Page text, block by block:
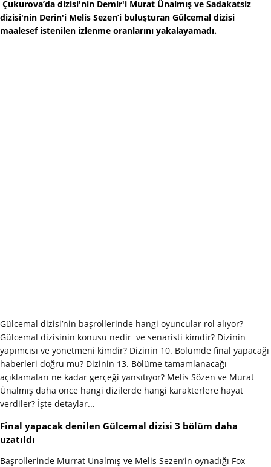
Çukurova’da dizisi'nin Demir'i Murat Ünalmış ve Sadakatsiz
dizisi'nin Derin'i Melis Sezen’i buluşturan Gülcemal dizisi
maalesef istenilen izlenme oranlarını yakalayamadı.
Gülcemal dizisi’nin başrollerinde hangi oyuncular rol alıyor?
Gülcemal dizisinin konusu nedir ve senaristi kimdir? Dizinin
yapımcısı ve yönetmeni kimdir? Dizinin 10. Bölümde final yapacağı
haberleri doğru mu? Dizinin 13. Bölüme tamamlanacağı
açıklamaları ne kadar gerçeği yansıtıyor? Melis Sözen ve Murat
Ünalmış daha önce hangi dizilerde hangi karakterlere hayat
verdiler? İşte detaylar...
Final yapacak denilen Gülcemal dizisi 3 bölüm daha
uzatıldı
Başrollerinde Murrat Ünalmış ve Melis Sezen’in oynadığı Fox